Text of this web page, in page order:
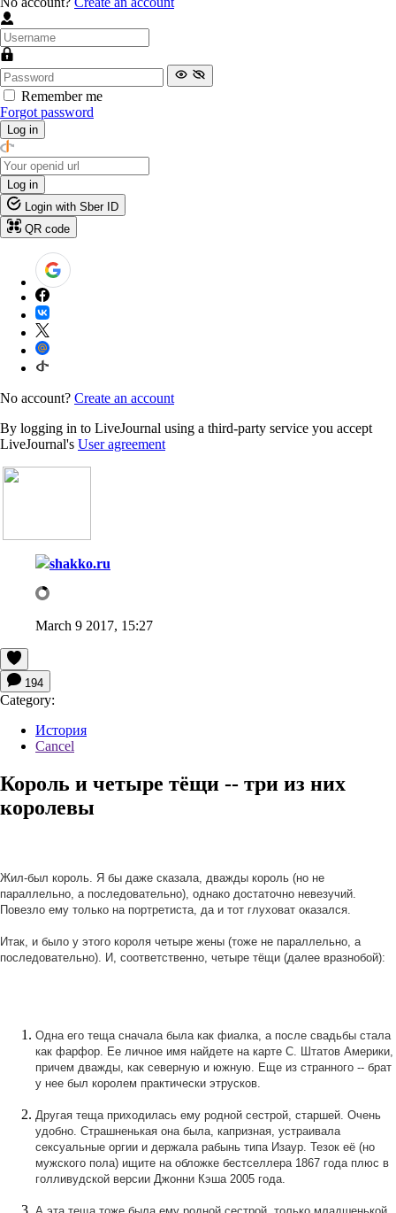
Remember me
Forgot password
Log in
Log in
Login with Sber ID
QR code
No account? Create an account
By logging in to LiveJournal using a third-party service you accept
LiveJournal's User agreement
shakko.ru
March 9 2017, 15:27
194
Category:
История
Cancel
Король и четыре тёщи -- три из них
королевы
Жил-был король. Я бы даже сказала, дважды король (но не
параллельно, а последовательно), однако достаточно невезучий.
Повезло ему только на портретиста, да и тот глуховат оказался.
Итак, и было у этого короля четыре жены (тоже не параллельно, а
последовательно). И, соответственно, четыре тёщи (далее вразнобой):
Одна его теща сначала была как фиалка, а после свадьбы стала
как фарфор. Ее личное имя найдете на карте С. Штатов Америки,
причем дважды, как северную и южную. Еще из странного -- брат
у нее был королем практически этрусков.
Другая теща приходилась ему родной сестрой, старшей. Очень
удобно. Страшненькая она была, капризная, устраивала
сексуальные оргии и держала рабынь типа Изаур. Тезок её (но
мужского пола) ищите на обложке бестселлера 1867 года плюс в
голливудской версии Джонни Кэша 2005 года.